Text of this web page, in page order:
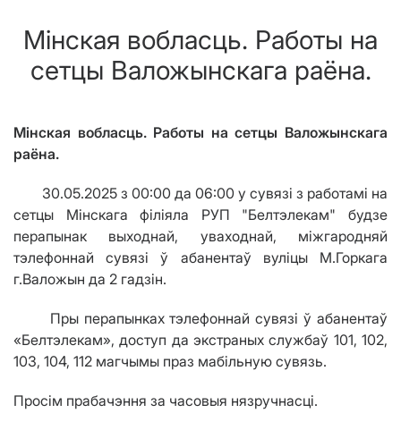
Мінская вобласць. Работы на
сетцы Валожынскага раёна.
Мінская вобласць. Работы на сетцы Валожынскага
раёна.
30.05.2025 з 00:00 да 06:00 у сувязі з работамі на
сетцы Мінскага філіяла РУП "Белтэлекам" будзе
перапынак выходнай, уваходнай, міжгародняй
тэлефоннай сувязі ў абанентаў вулiцы М.Горкага
г.Валожын да 2 гадзiн.
Пры перапынках тэлефоннай сувязі ў абанентаў
«Белтэлекам», доступ да экстраных службаў 101, 102,
103, 104, 112 магчымы праз мабільную сувязь.
Просім прабачэння за часовыя нязручнасці.